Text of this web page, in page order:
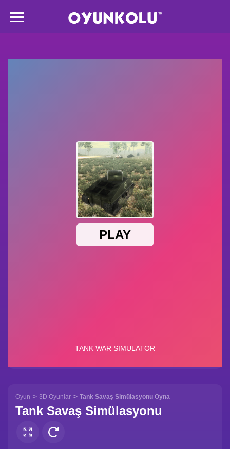
Oyun > 3D Oyunlar > Tank Savaş Simülasyonu Oyna
Tank Savaş Simülasyonu